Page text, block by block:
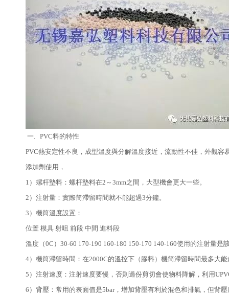
一. PVC料的特性
PVC熱安定性不良，成型溫度與分解溫度接近，流動性不佳，外觀
添加劑使用，
1）螺杆墊料：螺杆墊料在2～3mm之間，大型機會更大一些。
2）注射量：實際筒滯留時間就不能超過3分鐘。
3）機筒溫度設置：
位置 模具 射咀 前段 中間 進料段
溫度（0C）30-60 170-190 160-180 150-170 140-160使用的注射量
4）機筒滯留時間：在2000C的溫控下（膠料）機筒滯留時間最多大
5）注射速度：注射速度要慢，否則過份剪切會使物料降解，利用
6）背壓：常用的表面值是5bar，增加背壓有利於混色和排氣，但背